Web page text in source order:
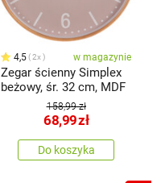
4,5 2x w magazynie
Zegar ścienny Simplex
beżowy, śr. 32 cm, MDF
158,99 zł
68,99zł
Do koszyka